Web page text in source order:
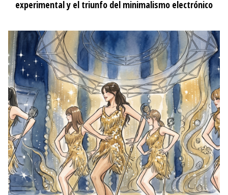
experimental y el triunfo del minimalismo electrónico